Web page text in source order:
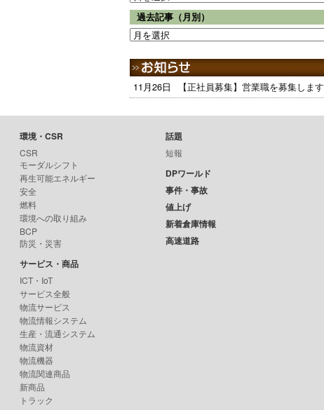
過去記事（月別）
11月26日 【正社員募集】営業職を募集します
環境・CSR
CSR
モーダルシフト
再生可能エネルギー
安全
燃料
環境への取り組み
BCP
防災・災害
サービス・商品
ICT・IoT
サービス全般
物流サービス
物流情報システム
生産・流通システム
物流資材
物流機器
物流関連商品
新商品
トラック
話題
短報
DPワールド
事件・事故
値上げ
新着倉庫情報
高速道路